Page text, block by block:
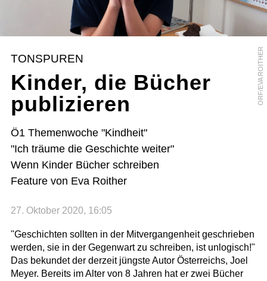
ORF/EVA ROITHER
TONSPUREN
Kinder, die Bücher
publizieren
Ö1 Themenwoche "Kindheit"
"Ich träume die Geschichte weiter"
Wenn Kinder Bücher schreiben
Feature von Eva Roither
27. Oktober 2020, 16:05
"Geschichten sollten in der Mitvergangenheit geschrieben
werden, sie in der Gegenwart zu schreiben, ist unlogisch!"
Das bekundet der derzeit jüngste Autor Österreichs, Joel
Meyer. Bereits im Alter von 8 Jahren hat er zwei Bücher